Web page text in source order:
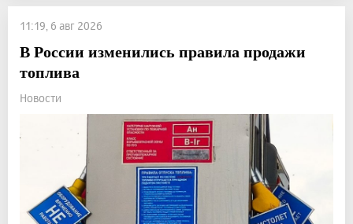
11:19, 6 авг 2026
В России изменились правила продажи
топлива
Новости